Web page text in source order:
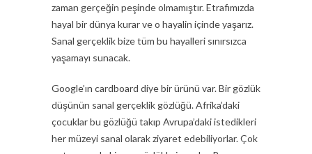
zaman gerçeğin peşinde olmamıştır. Etrafımızda
hayal bir dünya kurar ve o hayalin içinde yaşarız.
Sanal gerçeklik bize tüm bu hayalleri sınırsızca
yaşamayı sunacak.
Google’ın cardboard diye bir ürünü var. Bir gözlük
düşünün sanal gerçeklik gözlüğü. Afrika’daki
çocuklar bu gözlüğü takıp Avrupa’daki istedikleri
her müzeyi sanal olarak ziyaret edebiliyorlar. Çok